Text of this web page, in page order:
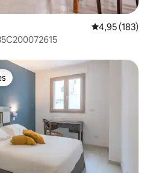
4,95 de uma
4,95 (183)
dos hóspedes